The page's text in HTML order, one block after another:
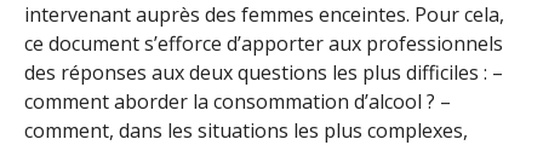
intervenant auprès des femmes enceintes. Pour cela,
ce document s’efforce d’apporter aux professionnels
des réponses aux deux questions les plus difficiles : –
comment aborder la consommation d’alcool ? –
comment, dans les situations les plus complexes,